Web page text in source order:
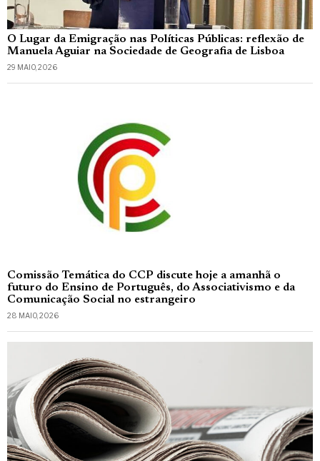
O Lugar da Emigração nas Políticas Públicas: reflexão de
Manuela Aguiar na Sociedade de Geografia de Lisboa
29 MAIO, 2026
Comissão Temática do CCP discute hoje a amanhã o
futuro do Ensino de Português, do Associativismo e da
Comunicação Social no estrangeiro
28 MAIO, 2026